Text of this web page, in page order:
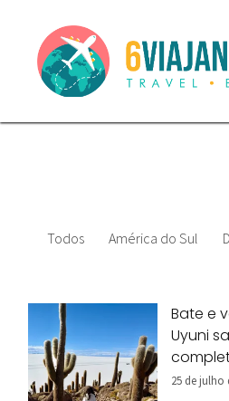
Todos América do Sul
Bate e
Uyuni
25 de julho